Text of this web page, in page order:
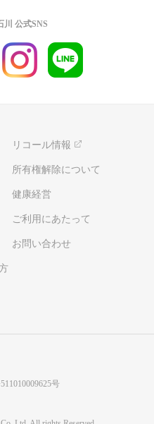
リコール情報
所有権解除について
健康経営
ご利用にあたって
お問い合わせ
川 公式SNS
号